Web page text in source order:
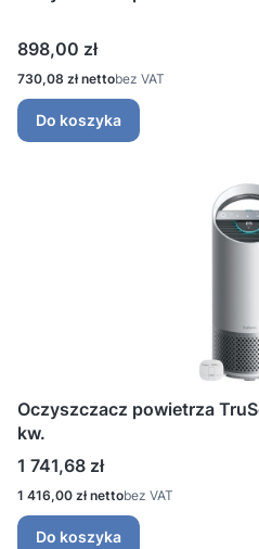
Cena
898,00 zł
Cena
730,08 zł bez VAT
Do koszyka
Oczyszczacz powietrza
kw.
Cena
1 741,68 zł
Cena
1 416,00 zł bez VAT
Do koszyka